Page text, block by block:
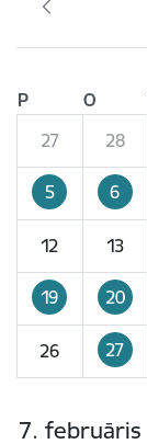
P O
27
28
5 6
12 13
19 20
26 27
7. februāris